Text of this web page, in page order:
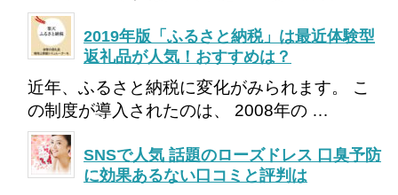
2019年版「ふるさと納税」は最近体験型
返礼品が人気！おすすめは？
近年、ふるさと納税に変化がみられます。 こ
の制度が導入されたのは、 2008年の …
SNSで人気 話題のローズドレス 口臭予防
に効果あるない口コミと評判は